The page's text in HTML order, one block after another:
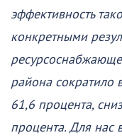
эффективность
конкретными
района сократило
61,6 процента,
процента. Для нас